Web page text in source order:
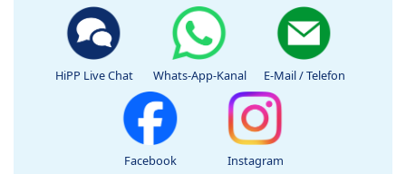
HiPP Live Chat Whats-App-Kanal E-Mail / Telefon
Facebook Instagram